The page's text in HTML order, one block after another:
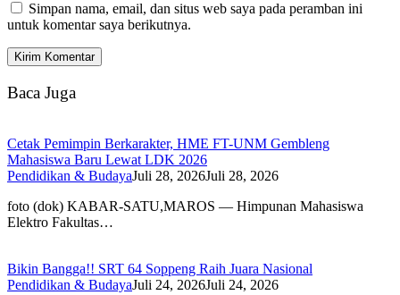
Simpan nama, email, dan situs web saya pada peramban ini
untuk komentar saya berikutnya.
Baca Juga
Cetak Pemimpin Berkarakter, HME FT-UNM Gembleng
Mahasiswa Baru Lewat LDK 2026
Pendidikan & BudayaJuli 28, 2026Juli 28, 2026
foto (dok) KABAR-SATU,MAROS — Himpunan Mahasiswa
Elektro Fakultas…
Bikin Bangga!! SRT 64 Soppeng Raih Juara Nasional
Pendidikan & BudayaJuli 24, 2026Juli 24, 2026